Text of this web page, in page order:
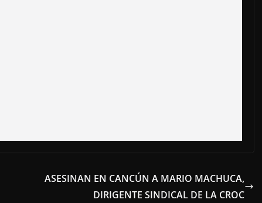
ASESINAN EN CANCÚN A MARIO MACHUCA,
DIRIGENTE SINDICAL DE LA CROC